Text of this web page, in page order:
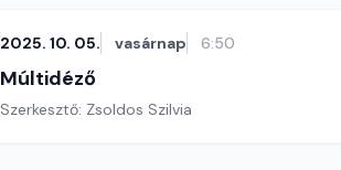
2025. 10. 05. vasárnap 6:50
Múltidéző
Szerkesztő: Zsoldos Szilvia